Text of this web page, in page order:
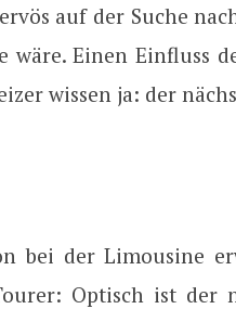
auf der Suche
wäre. Einen Einfluss
wissen ja: der
bei der Limousine
Optisch ist der